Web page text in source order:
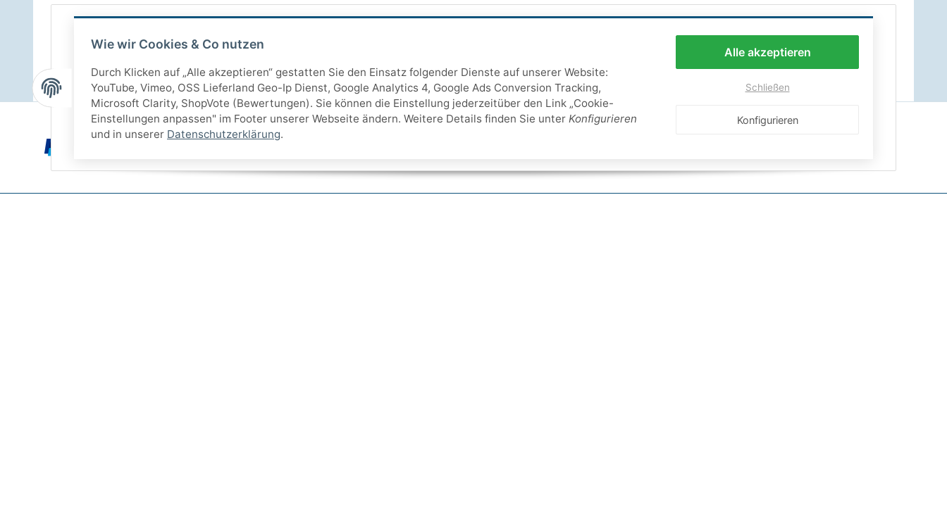
Wie wir Cookies & Co nutzen
Durch Klicken auf „Alle akzeptieren“ gestatten Sie den Einsatz folgender Dienste auf unserer Website:
YouTube, Vimeo, OSS Lieferland Geo-Ip Dienst, Google Analytics 4, Google Ads Conversion Tracking,
Microsoft Clarity, ShopVote (Bewertungen). Sie können die Einstellung jederzeitüber den Link „Cookie-
Einstellungen anpassen" im Footer unserer Webseite ändern. Weitere Details finden Sie unter Konfigurieren
und in unserer Datenschutzerklärung.
Alle akzeptieren
Schließen
Konfigurieren